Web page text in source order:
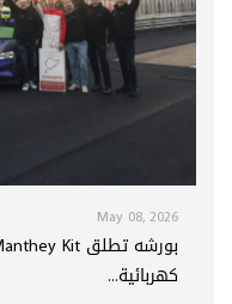
May 08, 2026
كهربائية...